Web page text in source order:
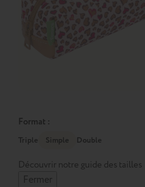
Format :
Triple Simple Double
Découvrir notre guide des tailles
Fermer